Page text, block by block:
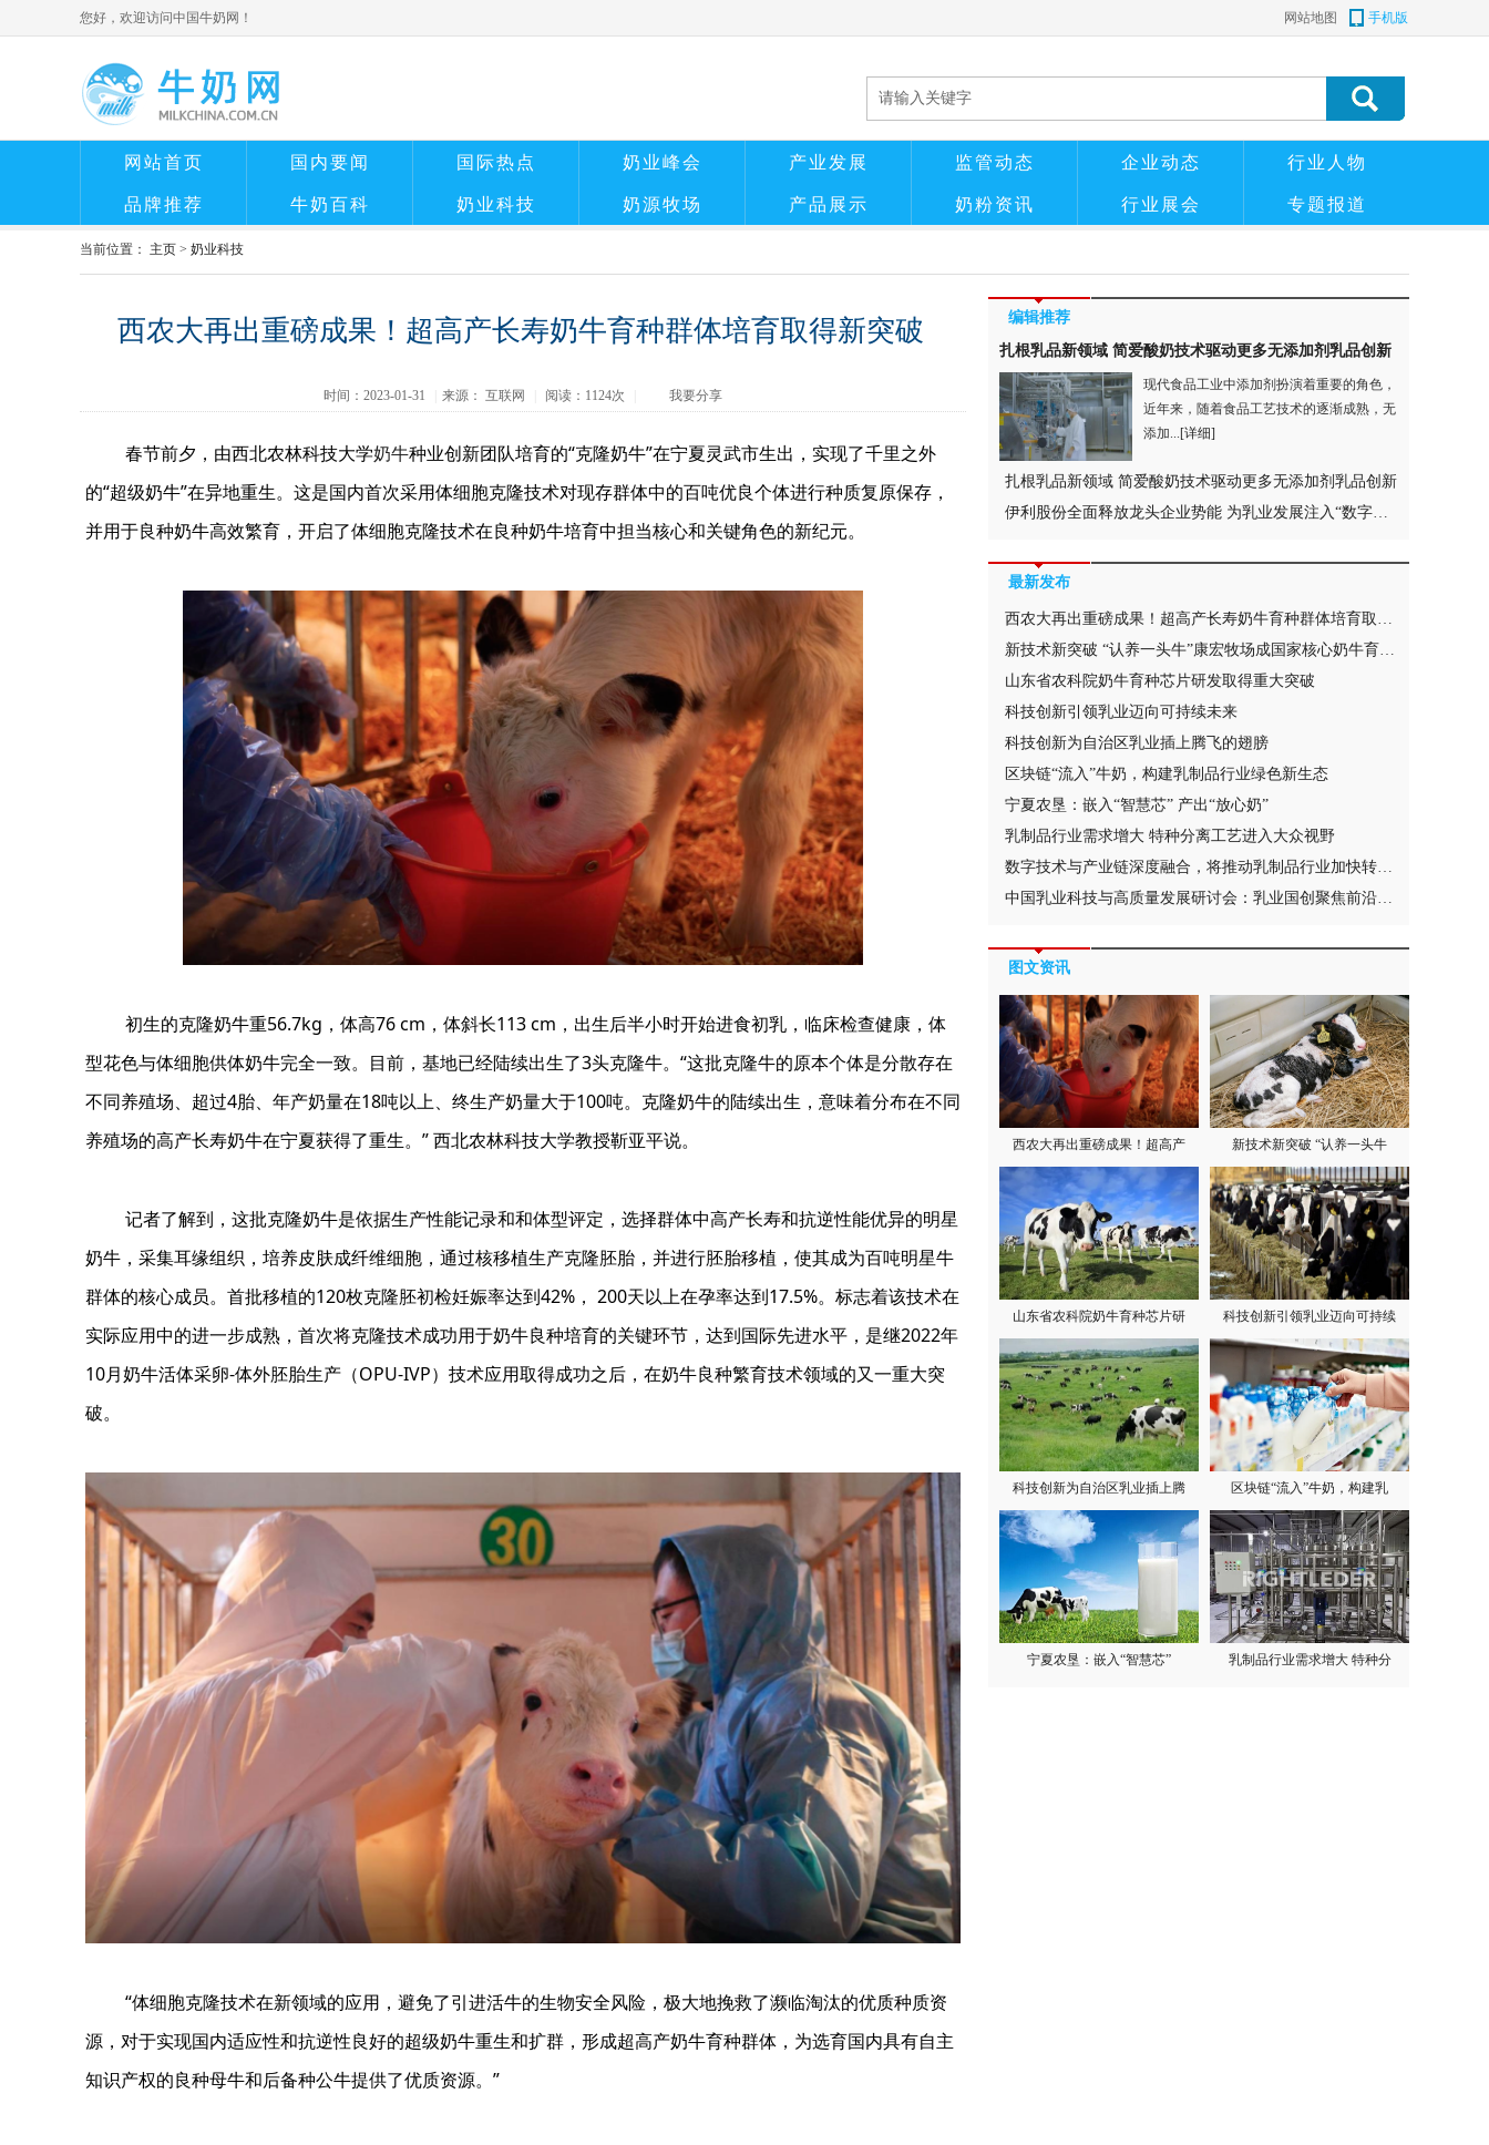
您好，欢迎访问中国牛奶网！ 手机版
网站地图
网站首页 国内要闻 国际热点 奶业峰会 产业发展 监管动态 企业动态 行业人物
品牌推荐 牛奶百科 奶业科技 奶源牧场 产品展示 奶粉资讯 行业展会 专题报道
当前位置： 主页 > 奶业科技
西农大再出重磅成果！超高产长寿奶牛育种群体培育取得新突破
时间：2023-01-31 来源： 互联网 阅读： 1124次 我要分享
春节前夕，由西北农林科技大学奶牛种业创新团队培育的“克隆奶牛”在宁夏灵武市生出，实现了千里之外
的“超级奶牛”在异地重生。这是国内首次采用体细胞克隆技术对现存群体中的百吨优良个体进行种质复原保存，
并用于良种奶牛高效繁育，开启了体细胞克隆技术在良种奶牛培育中担当核心和关键角色的新纪元。
初生的克隆奶牛重56.7kg，体高76 cm，体斜长113 cm，出生后半小时开始进食初乳，临床检查健康，体
型花色与体细胞供体奶牛完全一致。目前，基地已经陆续出生了3头克隆牛。“这批克隆牛的原本个体是分散存在
不同养殖场、超过4胎、年产奶量在18吨以上、终生产奶量大于100吨。克隆奶牛的陆续出生，意味着分布在不同
养殖场的高产长寿奶牛在宁夏获得了重生。” 西北农林科技大学教授靳亚平说。
记者了解到，这批克隆奶牛是依据生产性能记录和和体型评定，选择群体中高产长寿和抗逆性能优异的明星
奶牛，采集耳缘组织，培养皮肤成纤维细胞，通过核移植生产克隆胚胎，并进行胚胎移植，使其成为百吨明星牛
群体的核心成员。首批移植的120枚克隆胚初检妊娠率达到42%， 200天以上在孕率达到17.5%。标志着该技术在
实际应用中的进一步成熟，首次将克隆技术成功用于奶牛良种培育的关键环节，达到国际先进水平，是继2022年
10月奶牛活体采卵-体外胚胎生产（OPU-IVP）技术应用取得成功之后，在奶牛良种繁育技术领域的又一重大突
破。
“体细胞克隆技术在新领域的应用，避免了引进活牛的生物安全风险，极大地挽救了濒临淘汰的优质种质资
源，对于实现国内适应性和抗逆性良好的超级奶牛重生和扩群，形成超高产奶牛育种群体，为选育国内具有自主
知识产权的良种母牛和后备种公牛提供了优质资源。”
编辑推荐
扎根乳品新领域 简爱酸奶技术驱动更多无添加剂乳品创新
现代食品工业中添加剂扮演着重要的角色，
近年来，随着食品工艺技术的逐渐成熟，无
添加...[详细]
扎根乳品新领域 简爱酸奶技术驱动更多无添加剂乳品创新
伊利股份全面释放龙头企业势能 为乳业发展注入“数字力量”
最新发布
西农大再出重磅成果！超高产长寿奶牛育种群体培育取得新突破
新技术新突破 “认养一头牛”康宏牧场成国家核心奶牛育种场
山东省农科院奶牛育种芯片研发取得重大突破
科技创新引领乳业迈向可持续未来
科技创新为自治区乳业插上腾飞的翅膀
区块链“流入”牛奶，构建乳制品行业绿色新生态
宁夏农垦：嵌入“智慧芯” 产出“放心奶”
乳制品行业需求增大 特种分离工艺进入大众视野
数字技术与产业链深度融合，将推动乳制品行业加快转型升级
中国乳业科技与高质量发展研讨会：乳业国创聚焦前沿技术 锚定国际领先水平
图文资讯
西农大再出重磅成果！超高产 新技术新突破 “认养一头牛
山东省农科院奶牛育种芯片研 科技创新引领乳业迈向可持续
科技创新为自治区乳业插上腾 区块链“流入”牛奶，构建乳
宁夏农垦：嵌入“智慧芯” 乳制品行业需求增大 特种分